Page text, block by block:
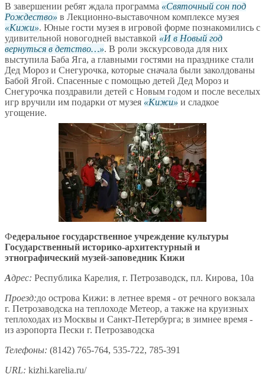
В завершении ребят ждала программа
Святочный сон под
Рождество
в Лекционно-выставочном комплексе музея
Кижи . Юные гости музея в игровой форме познакомились с
удивительной новогодней выставкой
И в Новый год
вернуться в детство… . В роли экскурсовода для них
выступила Баба Яга, а главными гостями на празднике стали
Дед Мороз и Снегурочка, которые сначала были заколдованы
Бабой Ягой. Спасенные с помощью детей Дед Мороз и
Снегурочка поздравили детей с Новым годом и после веселых
игр вручили им подарки от музея
Кижи
и сладкое
угощение.
Федеральное государственное учреждение культуры
Государственный историко-архитектурный и
этнографический музей-заповедник Кижи
Адрес: Республика Карелия, г. Петрозаводск, пл. Кирова, 10а
Проезд:до острова Кижи: в летнее время - от речного вокзала
г. Петрозаводска на теплоходе Метеор, а также на круизных
теплоходах из Москвы и Санкт-Петербурга; в зимнее время -
из аэропорта Пески г. Петрозаводска
Телефоны: (8142) 765-764, 535-722, 785-391
URL: kizhi.karelia.ru/